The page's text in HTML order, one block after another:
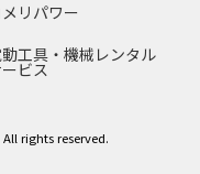
リパワー
工具・機械レンタル
ビス
rights reserved.